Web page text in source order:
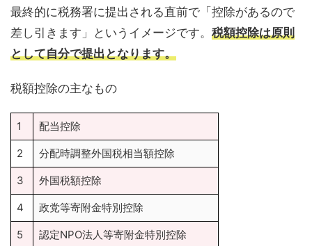
最終的に税務署に提出される直前で「控除があるので
差し引きます」というイメージです。 税額控除は原則
として自分で提出となります。
税額控除の主なもの
1 配当控除
2 分配時調整外国税相当額控除
3 外国税額控除
4 政党等寄附金特別控除
5 認定NPO法人等寄附金特別控除